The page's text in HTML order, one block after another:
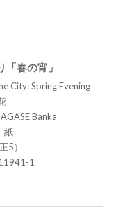
「春の宵」
City: Spring Evening
Banka
紙
5）
1